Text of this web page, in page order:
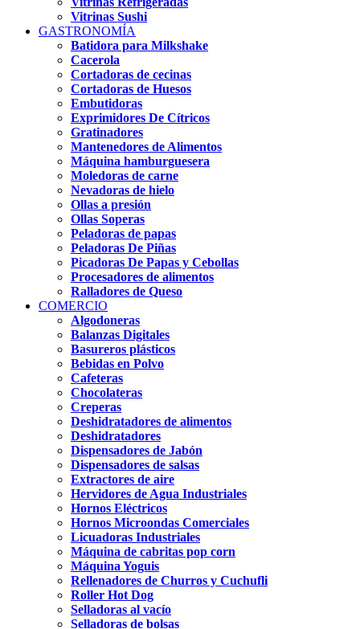
Vitrinas Sushi
GASTRONOMÍA
Batidora para Milkshake
Cacerola
Cortadoras de cecinas
Cortadoras de Huesos
Embutidoras
Exprimidores De Cítricos
Gratinadores
Mantenedores de Alimentos
Máquina hamburguesera
Moledoras de carne
Nevadoras de hielo
Ollas a presión
Ollas Soperas
Peladoras de papas
Peladoras De Piñas
Picadoras De Papas y Cebollas
Procesadores de alimentos
Ralladores de Queso
COMERCIO
Algodoneras
Balanzas Digitales
Basureros plásticos
Bebidas en Polvo
Cafeteras
Chocolateras
Creperas
Deshidratadores de alimentos
Deshidratadores
Dispensadores de Jabón
Dispensadores de salsas
Extractores de aire
Hervidores de Agua Industriales
Hornos Eléctricos
Hornos Microondas Comerciales
Licuadoras Industriales
Máquina de cabritas pop corn
Máquina Yoguis
Rellenadores de Churros y Cuchufli
Roller Hot Dog
Selladoras al vacío
Selladoras de bolsas